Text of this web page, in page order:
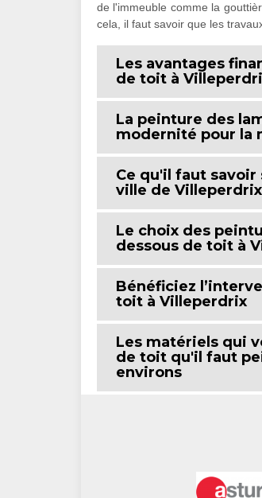
de l'immeuble comme la
cela, il faut savoir que les
Les avantages
de toit à
La peinture des
modernité pour la
Ce qu'il faut savoir
ville de
Le choix des
dessous de toit à
Bénéficiez
toit à Villeperdrix
Les matériels qui
de toit qu'il faut
environs